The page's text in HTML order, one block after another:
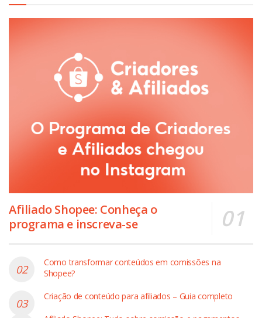
Afiliado Shopee: Conheça o
programa e inscreva-se
Como transformar conteúdos em comissões na
Shopee?
Criação de conteúdo para afiliados – Guia completo